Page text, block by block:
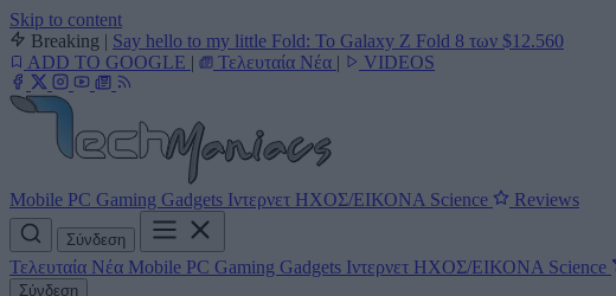
Skip to content
Breaking | Say hello to my little Fold: Το Galaxy Z Fold 8 των $12.560
ADD TO GOOGLE | Τελευταία Νέα | VIDEOS
Mobile PC Gaming Gadgets Ιντερνετ ΗΧΟΣ/ΕΙΚΟΝΑ Science Reviews
Σύνδεση
Τελευταία Νέα Mobile PC Gaming Gadgets Ιντερνετ ΗΧΟΣ/ΕΙΚΟΝΑ Science
Σύνδεση